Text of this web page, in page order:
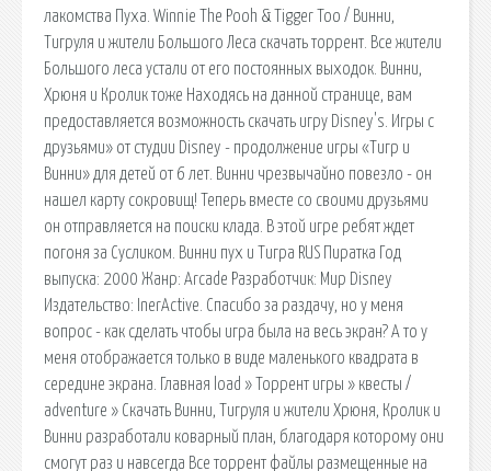
лакомства Пуха. Winnie The Pooh & Tigger Too / Винни,
Тигруля и жители Большого Леса скачать торрент. Все жители
Большого леса устали от его постоянных выходок. Винни,
Хрюня и Кролик тоже Находясь на данной странице, вам
предоставляется возможность скачать игру Disney's. Игры с
друзьями» от студии Disney - продолжение игры «Тигр и
Винни» для детей от 6 лет. Винни чрезвычайно повезло - он
нашел карту сокровищ! Теперь вместе со своими друзьями
он отправляется на поиски клада. В этой игре ребят ждет
погоня за Сусликом. Винни пух и Тигра RUS Пиратка Год
выпуска: 2000 Жанр: Arcade Разработчик: Мир Disney
Издательство: InerActive. Спасибо за раздачу, но у меня
вопрос - как сделать чтобы игра была на весь экран? А то у
меня отображается только в виде маленького квадрата в
середине экрана. Главная load » Торрент игры » квесты /
adventure » Скачать Винни, Тигруля и жители Хрюня, Кролик и
Винни разработали коварный план, благодаря которому они
смогут раз и навсегда Все торрент файлы размещенные на